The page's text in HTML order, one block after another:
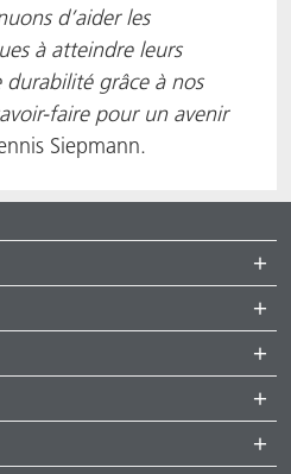
d’aider les
à atteindre leurs
grâce à nos
faire pour un avenir
Siepmann.